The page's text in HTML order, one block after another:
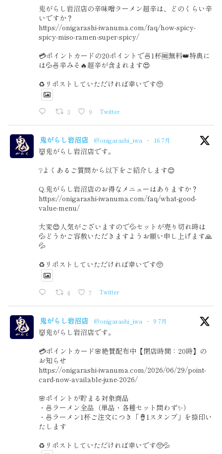
鬼がらし岩沼店の辛味噌ラーメン超辛は、どのくらい辛
いですか？
https://onigarashi-iwanuma.com/faq/how-spicy-
spicy-miso-ramen-super-spicy/
💳ポイントカードの20ポイントで🍜1杯🆓無料👑特典に
は💦🍜辛みそ🔥超辛が含まれます😍
♻️リポストしていただければ幸いです🥺
3 9 Twitter
鬼がらし岩沼店 @onigarashi_iwa · 16 7月
👹鬼がらし岩沼店です。
❔よくあるご質問から以下をご紹介します😊
Q.鬼がらし岩沼店のお得なメニューはありますか？
https://onigarashi-iwanuma.com/faq/what-good-
value-menu/
大変😍人気がございますので💦セットが売り切れ時は
💦どうかご容赦いただきますようお願い申し上げます🙏
💦
♻️リポストしていただければ幸いです🥺
4 7 Twitter
鬼がらし岩沼店 @onigarashi_iwa · 9 7月
👹鬼がらし岩沼店です。
💳ポイントカード🌸絶賛配布中【閉店時間：20時】の
お知らせ
https://onigarashi-iwanuma.com/2026/06/29/point-
card-now-available-june-2026/
🌸ポイントが貯まる対象商品
・🍜ラーメン全品（単品・各種セット問わず✨）
・🍜ラーメン1杯ご注文につき「🪘1スタンプ」を捺印い
たします
♻️リポストしていただければ幸いです🥺💦